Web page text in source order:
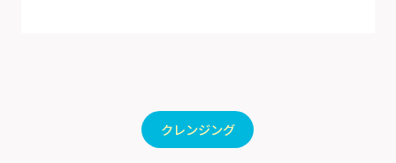
クレンジング